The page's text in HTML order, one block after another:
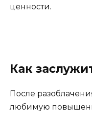
ценности.
Как
После
любимую